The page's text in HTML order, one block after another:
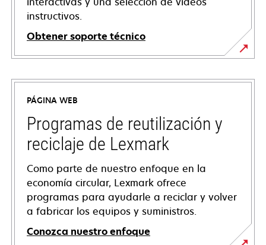
instructivos.
Obtener soporte técnico
se
abre
una
pestaña
nueva
PÁGINA WEB
Programas de reutilización y
reciclaje de Lexmark
Como parte de nuestro enfoque en la
economía circular, Lexmark ofrece
programas para ayudarle a reciclar y volver
a fabricar los equipos y suministros.
Conozca nuestro enfoque